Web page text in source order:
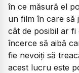
în ce măsură el
un film în care să
cât de posibil ar fi
încerce să aibă
fie nevoiți să
acest lucru este